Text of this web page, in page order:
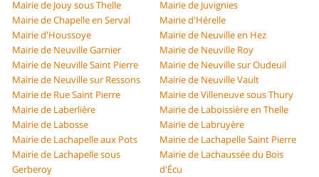
Mairie de Jouy sous Thelle
Mairie de Juvignies
Mairie de Chapelle en Serval
Mairie d'Hérelle
Mairie d'Houssoye
Mairie de Neuville en Hez
Mairie de Neuville Garnier
Mairie de Neuville Roy
Mairie de Neuville Saint Pierre
Mairie de Neuville sur Oudeuil
Mairie de Neuville sur Ressons
Mairie de Neuville Vault
Mairie de Rue Saint Pierre
Mairie de Villeneuve sous Thury
Mairie de Laberlière
Mairie de Laboissière en Thelle
Mairie de Labosse
Mairie de Labruyère
Mairie de Lachapelle aux Pots
Mairie de Lachapelle Saint Pierre
Mairie de Lachapelle sous
Gerberoy
Mairie de Lachaussée du Bois
d'Écu